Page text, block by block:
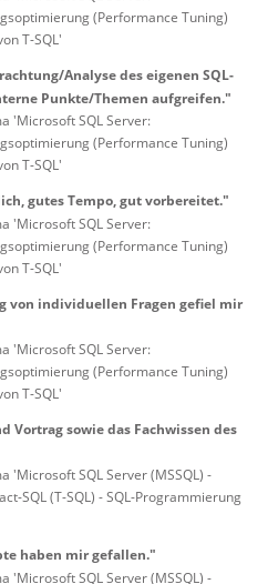
(Performance Tuning)
T-SQL'
Analyse des eigenen SQL-
Punkte/Themen aufgreifen."
'Microsoft SQL Server:
(Performance Tuning)
T-SQL'
gutes Tempo, gut vorbereitet."
'Microsoft SQL Server:
(Performance Tuning)
T-SQL'
von individuellen Fragen gefiel mir
'Microsoft SQL Server:
(Performance Tuning)
T-SQL'
Vortrag sowie das Fachwissen des
'Microsoft SQL Server (MSSQL) -
SQL (T-SQL) - SQL-Programmierung
haben mir gefallen."
'Microsoft SQL Server (MSSQL) -